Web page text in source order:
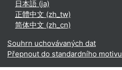
日本語 ‎(ja)‎
正體中文 ‎(zh_tw)‎
简体中文 ‎(zh_cn)‎
Souhrn uchovávaných dat
Přepnout do standardního motivu